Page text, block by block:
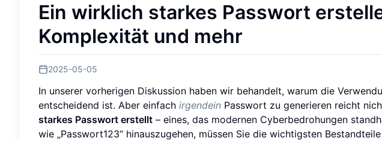
Ein wirklich starkes Passwort
Komplexität und mehr
2025-05-05
In unserer vorherigen Diskussion haben wir behandelt, warum die
entscheidend ist. Aber einfach irgendein Passwort zu generieren reicht
starkes Passwort erstellt – eines, das modernen Cyberbedrohungen
wie „Passwort123“ hinauszugehen, müssen Sie die wichtigsten